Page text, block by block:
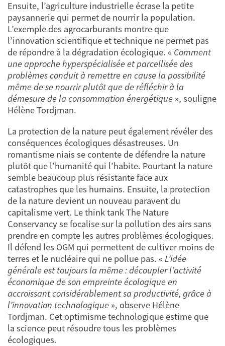
Ensuite, l’agriculture industrielle écrase la petite
paysannerie qui permet de nourrir la population.
L’exemple des agrocarburants montre que
l’innovation scientifique et technique ne permet pas
de répondre à la dégradation écologique. « Comment
une approche hyperspécialisée et parcellisée des
problèmes conduit à remettre en cause la possibilité
même de se nourrir plutôt que de réfléchir à la
démesure de la consommation énergétique », souligne
Hélène Tordjman.
La protection de la nature peut également révéler des
conséquences écologiques désastreuses. Un
romantisme niais se contente de défendre la nature
plutôt que l’humanité qui l’habite. Pourtant la nature
semble beaucoup plus résistante face aux
catastrophes que les humains. Ensuite, la protection
de la nature devient un nouveau paravent du
capitalisme vert. Le think tank The Nature
Conservancy se focalise sur la pollution des airs sans
prendre en compte les autres problèmes écologiques.
Il défend les OGM qui permettent de cultiver moins de
terres et le nucléaire qui ne pollue pas. « L’idée
générale est toujours la même : découpler l’activité
économique de son empreinte écologique en
accroissant considérablement sa productivité, grâce à
l’innovation technologique », observe Hélène
Tordjman. Cet optimisme technologique estime que
la science peut résoudre tous les problèmes
écologiques.